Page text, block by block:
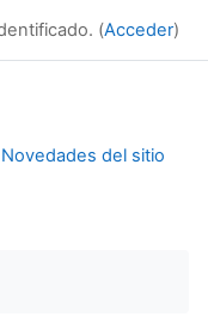
(Acceder)
Novedades del sitio